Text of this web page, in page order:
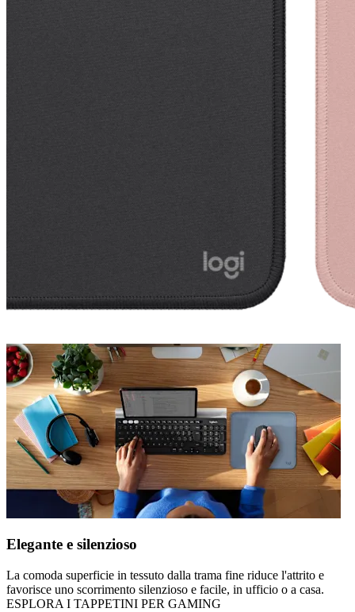
Elegante e silenzioso
La comoda superficie in tessuto dalla trama fine riduce l'attrito e
favorisce uno scorrimento silenzioso e facile, in ufficio o a casa.
ESPLORA I TAPPETINI PER GAMING